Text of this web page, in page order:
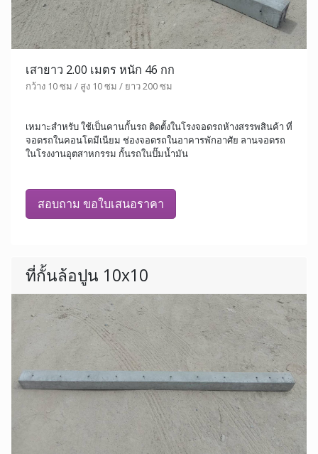
เสายาว 2.00 เมตร หนัก 46 กก
กว้าง 10 ซม / สูง 10 ซม / ยาว 200 ซม
เหมาะสำหรับ ใช้เป็นคานกั้นรถ ติดตั้งในโรงจอดรถห้างสรรพสินค้า ที่
จอดรถในคอนโดมีเนียม ช่องจอดรถในอาคารพักอาศัย ลานจอดรถ
ในโรงงานอุตสาหกรรม กั้นรถในปั๊มน้ำมัน
สอบถาม ขอใบเสนอราคา
ที่กั้นล้อปูน 10x10